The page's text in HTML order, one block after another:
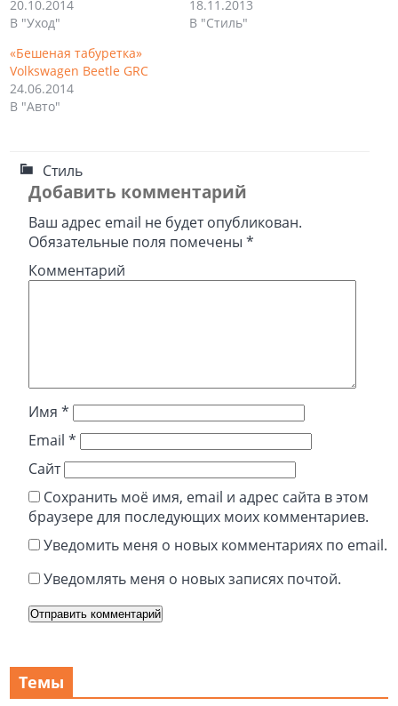
20.10.2014
В "Уход"
18.11.2013
В "Стиль"
«Бешеная табуретка»
Volkswagen Beetle GRC
24.06.2014
В "Авто"
Стиль
Добавить комментарий
Ваш адрес email не будет опубликован.
Обязательные поля помечены*
Комментарий
Имя*
Email*
Сайт
Сохранить моё имя, email и адрес сайта в этом
браузере для последующих моих комментариев.
Уведомить меня о новых комментариях по email.
Уведомлять меня о новых записях почтой.
Темы